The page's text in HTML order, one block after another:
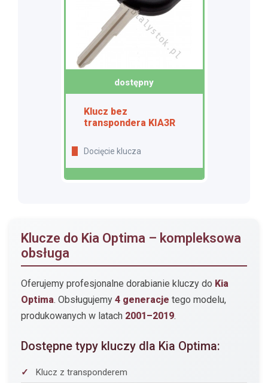
dostępny
Klucz bez
transpondera KIA3R
Docięcie klucza
Klucze do Kia Optima – kompleksowa
obsługa
Oferujemy profesjonalne dorabianie kluczy do Kia
Optima. Obsługujemy 4 generacje tego modelu,
produkowanych w latach 2001–2019.
Dostępne typy kluczy dla Kia Optima:
Klucz z transponderem